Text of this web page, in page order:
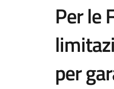
Per le
per